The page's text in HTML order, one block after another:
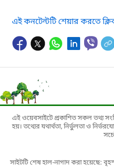
এই কনটেন্টটি শেয়ার করতে
এই ওয়েবসাইটে প্রকাশিত সকল তথ্য
হয়। তথ্যের যথার্থতা, নির্ভুলতা ও
সাইটটি শেষ হাল-নাগাদ করা হয়েছে: